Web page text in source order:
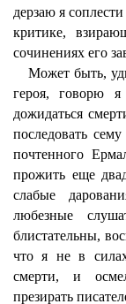
дерзаю я
критике,
сочинениях его
Может быть,
героя, говорю
дожидаться
последовать
почтенного
прожить еще
слабые
любезные
блистательны,
что я не в
смерти, и
презирать